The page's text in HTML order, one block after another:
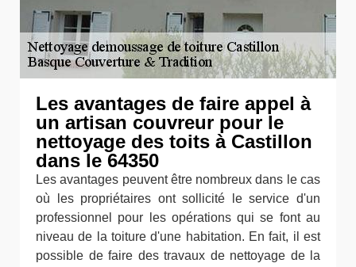
Les avantages de faire appel à
un artisan couvreur pour le
nettoyage des toits à Castillon
dans le 64350
Les avantages peuvent être nombreux dans le cas
où les propriétaires ont sollicité le service d'un
professionnel pour les opérations qui se font au
niveau de la toiture d'une habitation. En fait, il est
possible de faire des travaux de nettoyage de la